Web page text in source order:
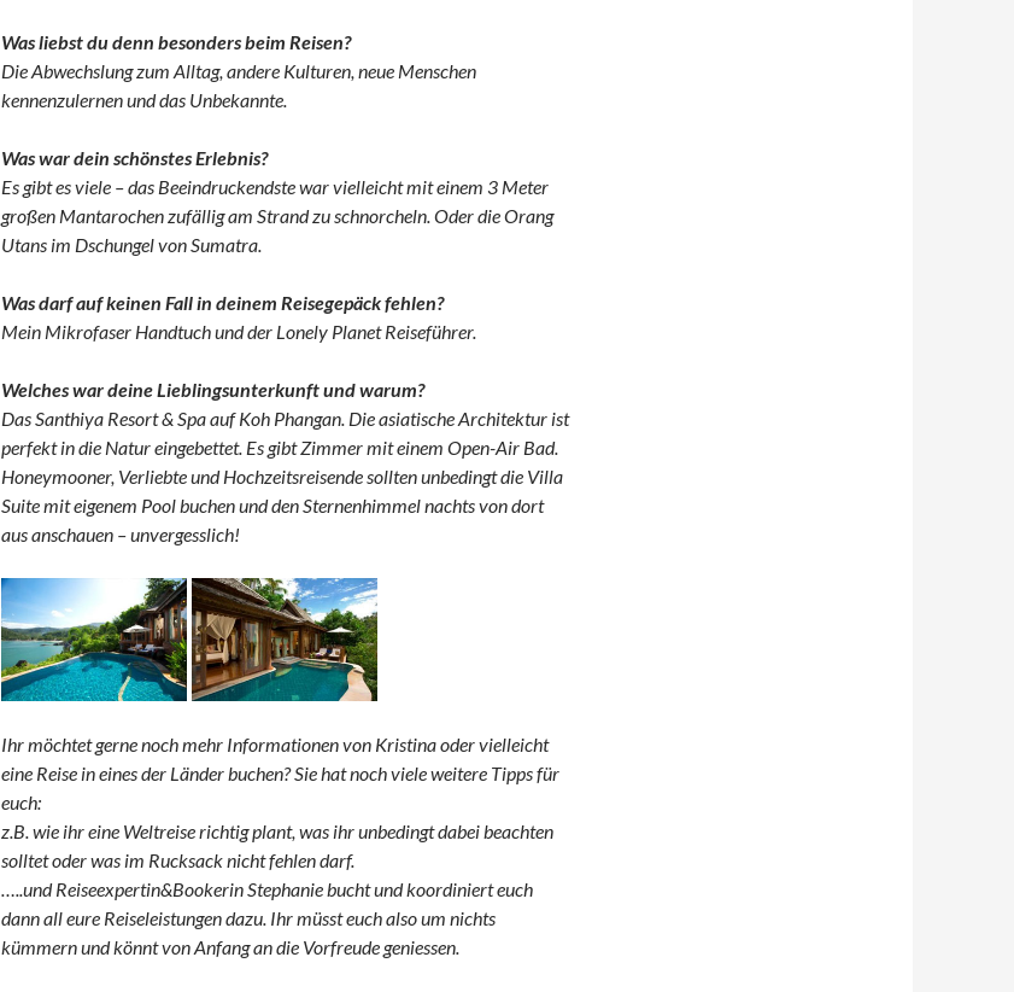
Was liebst du denn besonders beim Reisen?
Die Abwechslung zum Alltag, andere Kulturen, neue Menschen
kennenzulernen und das Unbekannte.
Was war dein schönstes Erlebnis?
Es gibt es viele – das Beeindruckendste war vielleicht mit einem 3 Meter
großen Mantarochen zufällig am Strand zu schnorcheln. Oder die Orang
Utans im Dschungel von Sumatra.
Was darf auf keinen Fall in deinem Reisegepäck fehlen?
Mein Mikrofaser Handtuch und der Lonely Planet Reiseführer.
Welches war deine Lieblingsunterkunft und warum?
Das Santhiya Resort & Spa auf Koh Phangan. Die asiatische Architektur ist
perfekt in die Natur eingebettet. Es gibt Zimmer mit einem Open-Air Bad.
Honeymooner, Verliebte und Hochzeitsreisende sollten unbedingt die Villa
Suite mit eigenem Pool buchen und den Sternenhimmel nachts von dort
aus anschauen – unvergesslich!
Ihr möchtet gerne noch mehr Informationen von Kristina oder vielleicht
eine Reise in eines der Länder buchen? Sie hat noch viele weitere Tipps für
euch:
z.B. wie ihr eine Weltreise richtig plant, was ihr unbedingt dabei beachten
solltet oder was im Rucksack nicht fehlen darf.
…..und Reiseexpertin&Bookerin Stephanie bucht und koordiniert euch
dann all eure Reiseleistungen dazu. Ihr müsst euch also um nichts
kümmern und könnt von Anfang an die Vorfreude geniessen.